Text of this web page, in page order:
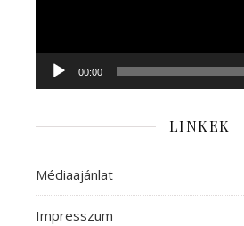
00:00
LINKEK
Médiaajánlat
Impresszum